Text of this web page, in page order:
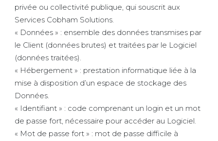
privée ou collectivité publique, qui souscrit aux
Services Cobham Solutions.
« Données » : ensemble des données transmises par
le Client (données brutes) et traitées par le Logiciel
(données traitées).
« Hébergement » : prestation informatique liée à la
mise à disposition d’un espace de stockage des
Données.
« Identifiant » : code comprenant un login et un mot
de passe fort, nécessaire pour accéder au Logiciel.
« Mot de passe fort » : mot de passe difficile à